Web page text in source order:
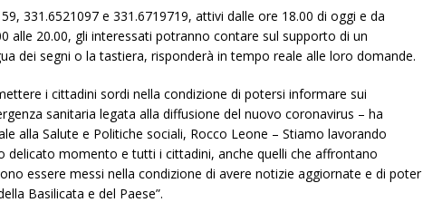
331.6521097 e 331.6719719, attivi dalle ore 18.00 di oggi e da
alle 20.00, gli interessati potranno contare sul supporto di un
dei segni o la tastiera, risponderà in tempo reale alle loro domande.
i cittadini sordi nella condizione di potersi informare sui
sanitaria legata alla diffusione del nuovo coronavirus – ha
alla Salute e Politiche sociali, Rocco Leone – Stiamo lavorando
delicato momento e tutti i cittadini, anche quelli che affrontano
essere messi nella condizione di avere notizie aggiornate e di poter
Basilicata e del Paese”.